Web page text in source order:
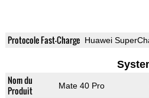
Protocole Fast-Charge Huawei
Nom du
Produit
Mate 40 Pro